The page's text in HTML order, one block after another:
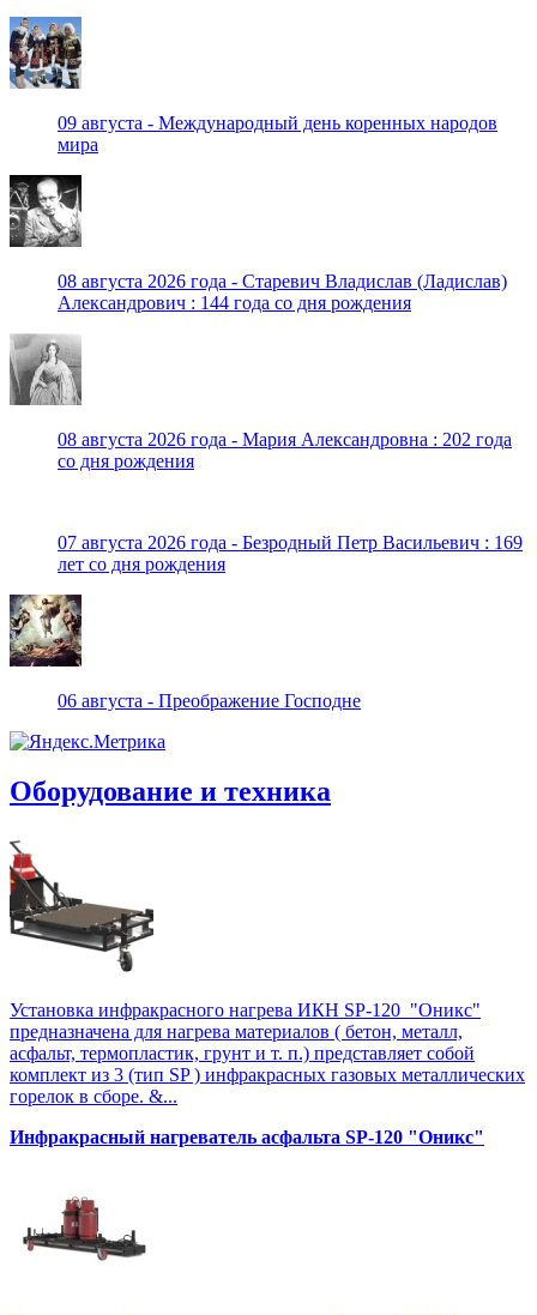
09 августа - Международный день коренных народов
мира
08 августа 2026 года - Старевич Владислав (Ладислав)
Александрович : 144 года со дня рождения
08 августа 2026 года - Мария Александровна : 202 года
со дня рождения
07 августа 2026 года - Безродный Петр Васильевич : 169
лет со дня рождения
06 августа - Преображение Господне
Оборудование и техника
Установка инфракрасного нагрева ИКН SP-120 "Оникс"
предназначена для нагрева материалов ( бетон, металл,
асфальт, термопластик, грунт и т. п.) представляет собой
комплект из 3 (тип SP ) инфракрасных газовых металлических
горелок в сборе. &...
Инфракрасный нагреватель асфальта SP-120 "Оникс"